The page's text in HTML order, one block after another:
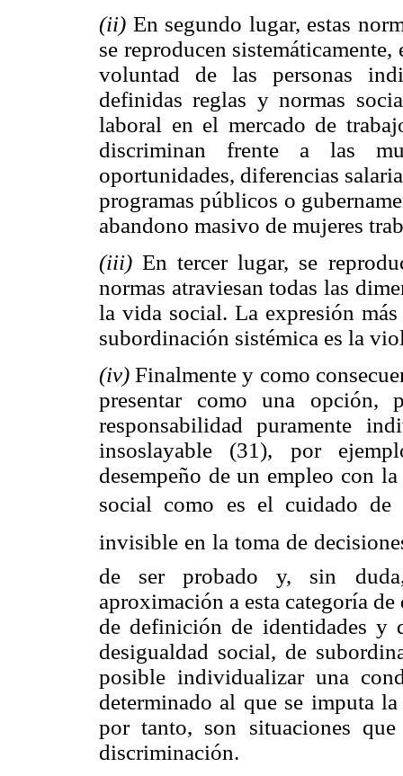
(ii) En segundo lugar, estas
se reproducen
voluntad de las personas
definidas reglas y normas
laboral en el mercado de
discriminan frente a las
oportunidades, diferencias
programas públicos o
abandono masivo de mujeres
(iii)En tercer lugar, se
normas atraviesan todas las
la vida social. La expresión
subordinación sistémica es la
(iv)Finalmente y como
presentar como una
responsabilidad puramente
insoslayable (31), por
desempeño de un empleo con
social como es el cuidado de
invisible en la toma de
de ser probado y, sin
aproximación a esta categoría
de definición de identidades y
desigualdad social, de
posible individualizar una
determinado al que se imputa
por tanto, son situaciones
discriminación.